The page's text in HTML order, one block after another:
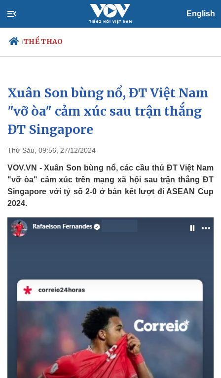
English
/THỂ THAO
Chính trị
Đảng
Tổ chức nhân sự
Quốc hội
Nhận diện sự thật
Xã hội
Tin 24h
Dự báo thời tiết
Xuân Son bùng nổ, ĐT Việt Nam
"vỡ òa" cảm xúc sau trận thắng
ĐT Singapore
Thứ Sáu, 09:56, 27/12/2024
VOV.VN - Xuân Son bùng nổ, các cầu thủ ĐT Việt Nam
"vỡ òa" cảm xúc trên mạng xã hội sau trận thắng ĐT
Singapore với tỷ số 2-0 ở bán kết lượt đi ASEAN Cup
2024.